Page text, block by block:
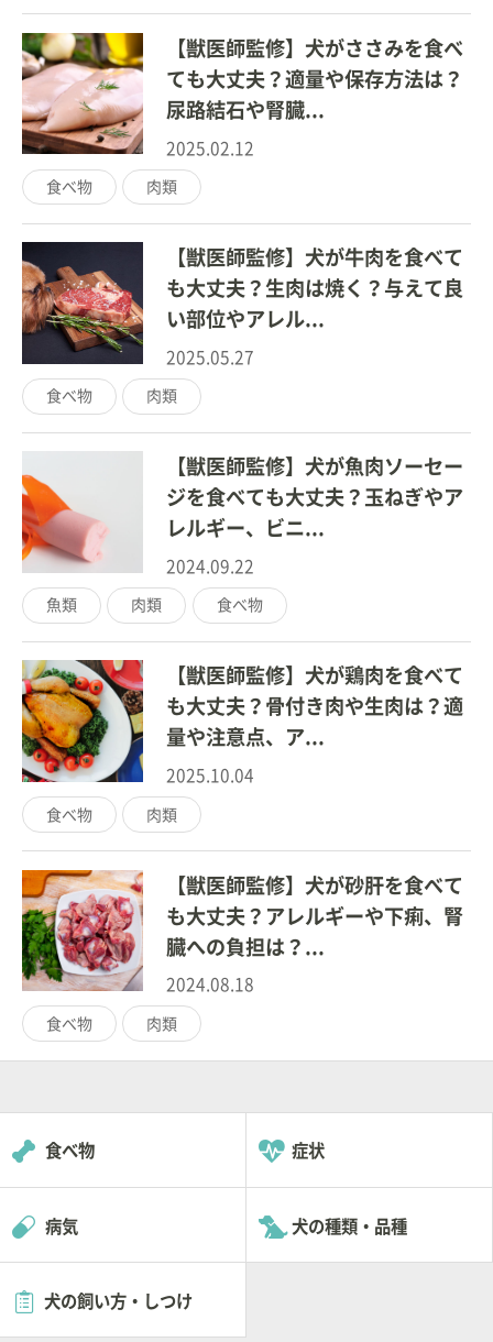
【獣医師監修】犬がささみを食べ
ても大丈夫？適量や保存方法は？
尿路結石や腎臓...
2025.02.12
食べ物 肉類
【獣医師監修】犬が牛肉を食べて
も大丈夫？生肉は焼く？与えて良
い部位やアレル...
2025.05.27
食べ物 肉類
【獣医師監修】犬が魚肉ソーセー
ジを食べても大丈夫？玉ねぎやア
レルギー、ビニ...
2024.09.22
魚類 肉類 食べ物
【獣医師監修】犬が鶏肉を食べて
も大丈夫？骨付き肉や生肉は？適
量や注意点、ア...
2025.10.04
食べ物 肉類
【獣医師監修】犬が砂肝を食べて
も大丈夫？アレルギーや下痢、腎
臓への負担は？...
2024.08.18
食べ物 肉類
食べ物 症状
病気 犬の種類・品種
犬の飼い方・しつけ